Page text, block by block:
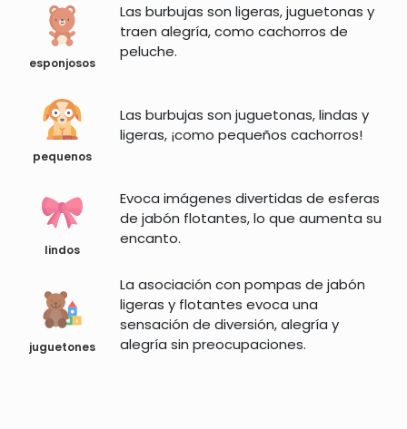
esponjosos
Las burbujas son ligeras, juguetonas y
traen alegría, como cachorros de
peluche.
pequenos
Las burbujas son juguetonas, lindas y
ligeras, ¡como pequeños cachorros!
lindos
Evoca imágenes divertidas de esferas
de jabón flotantes, lo que aumenta su
encanto.
juguetones
La asociación con pompas de jabón
ligeras y flotantes evoca una
sensación de diversión, alegría y
alegría sin preocupaciones.